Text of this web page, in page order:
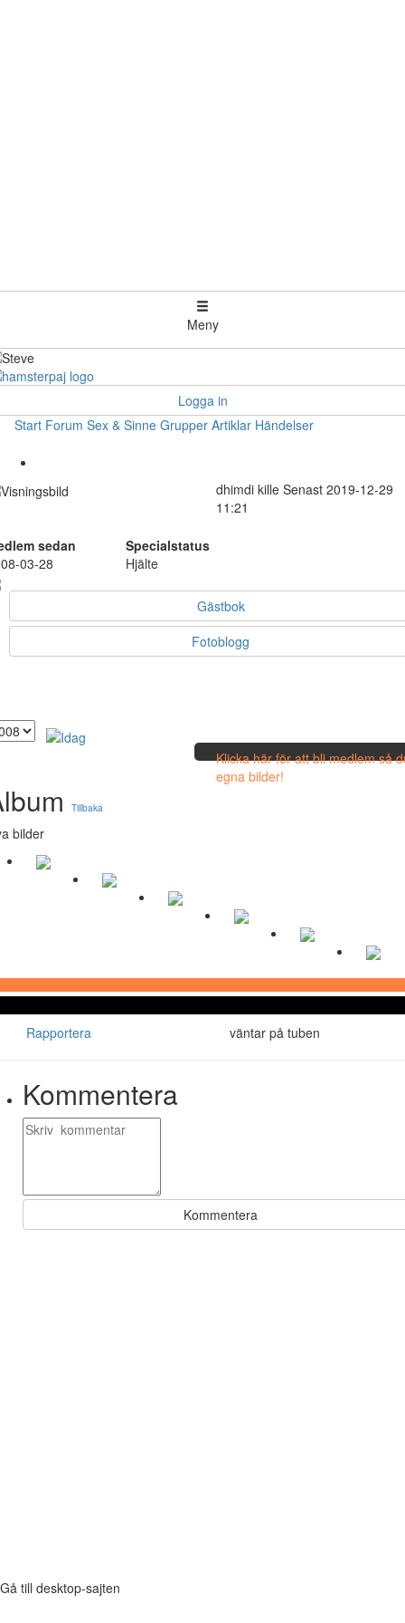
Meny
Logga in
Start Forum Sex & Sinne Grupper Artiklar Händelser
dhimdi kille Senast 2019-12-29
11:21
sedan
Specialstatus
03-28
Hjälte
Gästbok
Fotoblogg
Klicka här för att bli medlem så
egna bilder!
Tillbaka
bilder
Rapportera väntar på tuben
Kommentera
Kommentera
Gå till desktop-sajten